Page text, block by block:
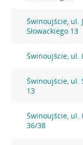
Świnoujście, ul.
Słowackiego 13
Świnoujście, ul.
Świnoujście, ul.
13
Świnoujście, ul.
36/38